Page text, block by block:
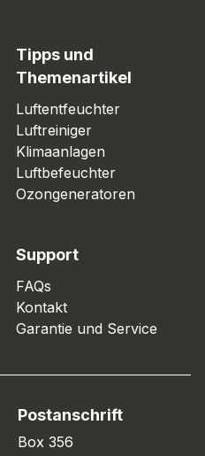
Tipps und
Themenartikel
Luftentfeuchter
Luftreiniger
Klimaanlagen
Luftbefeuchter
Ozongeneratoren
Support
FAQs
Kontakt
Garantie und Service
Postanschrift
Box 356